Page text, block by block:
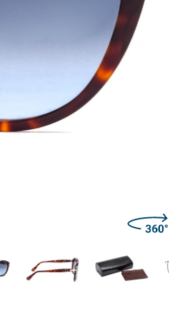
54 mm
Szerokość soczewki